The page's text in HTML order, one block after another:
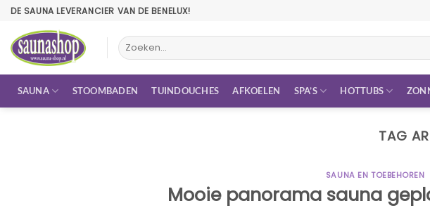
Ga
inhoud
DE SAUNA LEVERANCIER VAN DE BENELUX!
Zoeken
naar:
SAUNA STOOMBADEN TUINDOUCHES AFKOELEN SPA’S HOTTUBS
TAG
SAUNA EN TOEBEHOREN
Mooie panorama sauna